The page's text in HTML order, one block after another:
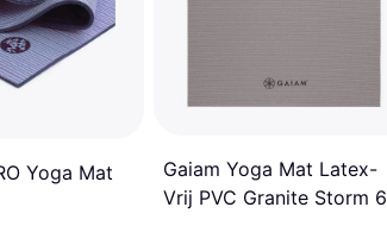
Yoga Mat
Gaiam Yoga Mat Latex-
Vrij PVC Granite Storm 6